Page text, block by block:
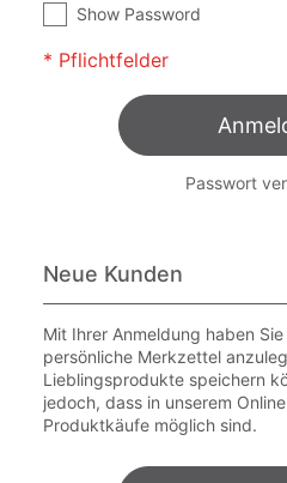
Show Password
Passwort
Neue Kunden
Mit Ihrer Anmeldung haben
persönliche Merkzettel
Lieblingsprodukte speichern
jedoch, dass in unserem
Produktkäufe möglich sind.